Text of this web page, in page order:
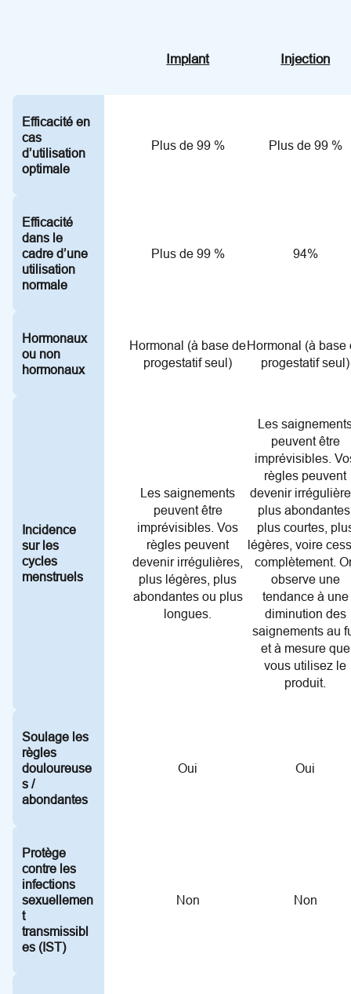
Efficacité en
cas
d’utilisation
optimale
Efficacité
dans le
cadre d’une
utilisation
normale
Hormonaux
ou non
hormonaux
Incidence
sur les
cycles
menstruels
Soulage les
règles
douloureuse
s /
abondantes
Protège
contre les
infections
sexuellemen
t
transmissibl
es (IST)
Implant Injection
Plus de 99 % Plus de 99 %
Plus de 99 % 94%
Hormonal (à base de
progestatif seul)
Hormonal (à base
progestatif seul)
Les saignements
peuvent être
imprévisibles. Vos
règles peuvent
devenir irrégulières,
plus légères, plus
abondantes ou plus
longues.
Les
peuvent être
imprévisibles.
règles peuvent
devenir
plus
plus courtes,
légères, voire
complètement.
observe une
tendance à une
diminution des
saignements au
et à mesure que
vous utilisez le
produit.
Oui Oui
Non Non